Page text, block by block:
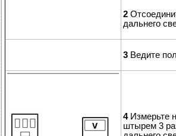
2
дальнего
3 Ведите
4 Измерьте
штырем 3